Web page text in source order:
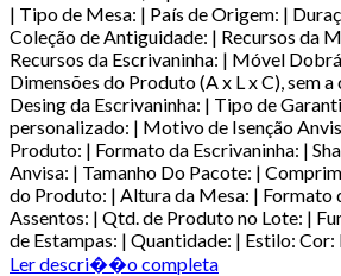
| Tipo de Mesa: | País de Origem: |
Coleção de Antiguidade: | Recursos da
Recursos da Escrivaninha: | Móvel
Dimensões do Produto (A x L x C), sem
Desing da Escrivaninha: | Tipo de
personalizado: | Motivo de Isenção
Produto: | Formato da Escrivaninha: |
Anvisa: | Tamanho Do Pacote: |
do Produto: | Altura da Mesa: | Formato
Assentos: | Qtd. de Produto no Lote: |
de Estampas: | Quantidade: | Estilo: Cor:
Ler descri��o completa